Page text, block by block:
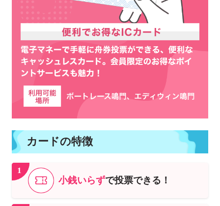
カードの特徴
1
小銭いらずで投票できる！